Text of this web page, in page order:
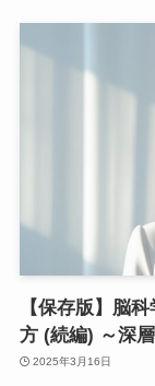
【保存版】脳
方 (続編) ～深
2025年3月16日